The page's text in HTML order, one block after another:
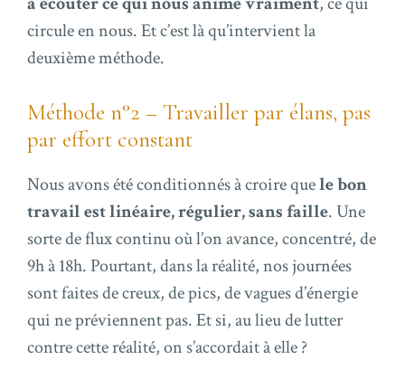
circule en nous. Et c’est là qu’intervient la
deuxième méthode.
Méthode n°2 – Travailler par élans, pas
par effort constant
Nous avons été conditionnés à croire quele bon
travail est linéaire, régulier, sans faille. Une
sorte de flux continu où l’on avance, concentré, de
9h à 18h. Pourtant, dans la réalité, nos journées
sont faites de creux, de pics, de vagues d’énergie
qui ne préviennent pas. Et si, au lieu de lutter
contre cette réalité, on s’accordait à elle ?